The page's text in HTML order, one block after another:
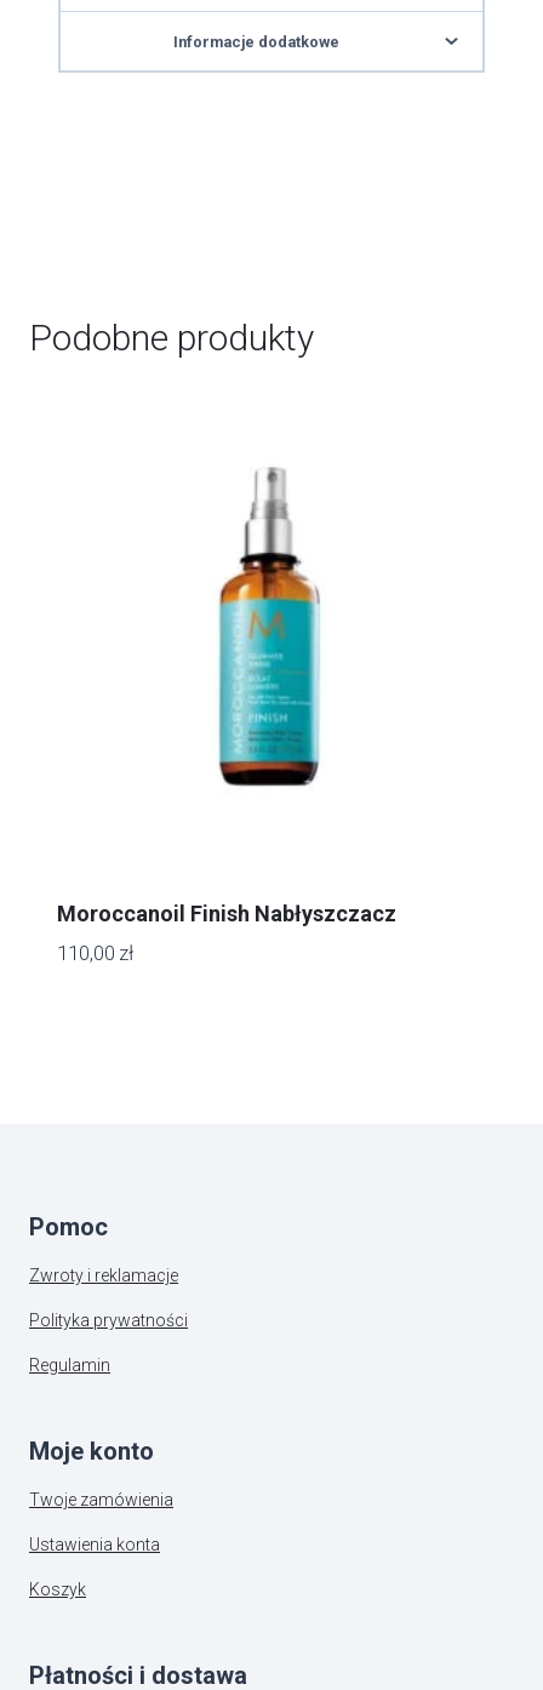
Informacje dodatkowe
Podobne produkty
Moroccanoil Finish Nabłyszczacz
110,00 zł
Pomoc
Zwroty i reklamacje
Polityka prywatności
Regulamin
Moje konto
Twoje zamówienia
Ustawienia konta
Koszyk
Płatności i dostawa